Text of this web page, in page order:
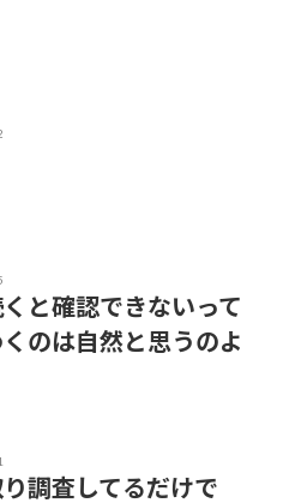
と確認できないって
のは自然と思うのよ
調査してるだけで